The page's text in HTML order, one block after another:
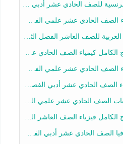
الحادي عشر أدبي الفصل الثاني 2025-2026
عشر علمي الفصل الثاني 2025-2026
للصف العاشر الفصل الثاني 2025-2026
الصف الحادي عشر علمي الفصل الثاني 2025-2026
عشر علمي الفصل الثاني 2025-2026
عشر أدبي الفصل الثاني 2025-2026
عشر علمي الفصل الثاني 2025-2026
الصف العاشر الفصل الثاني 2025-2026
عشر أدبي الفصل الثاني 2025-2026